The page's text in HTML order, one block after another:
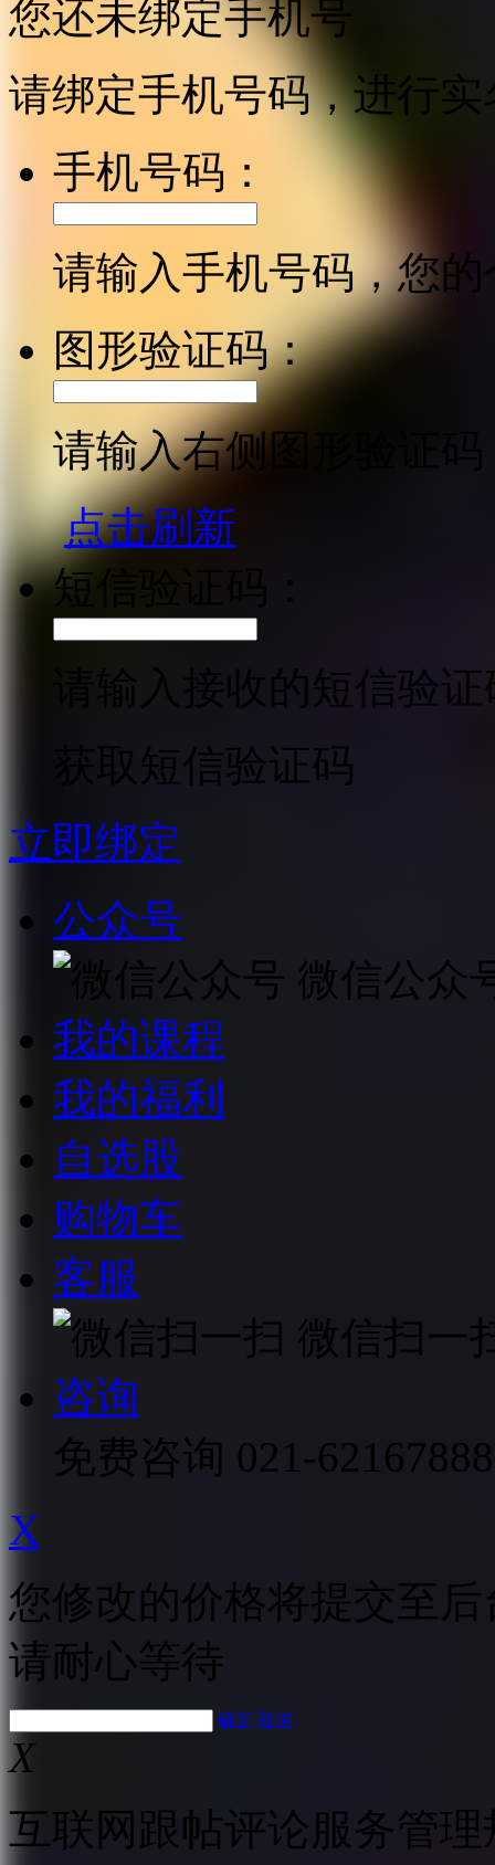
您还未绑定手机号
请绑定手机号码，进行
手机号码：
请输入手机号码，您
图形验证码：
请输入右侧图形验证码
点击刷新
短信验证码：
请输入接收的短信验
获取短信验证码
立即绑定
公众号
微信公众
我的课程
我的福利
自选股
购物车
客服
微信扫一
咨询
免费咨询 021-62167888
X
您修改的价格将提交至
请耐心等待
确定 取消
X
互联网跟帖评论服务管理